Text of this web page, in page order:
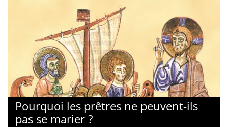
Pourquoi les prêtres ne peuvent-ils
pas se marier ?